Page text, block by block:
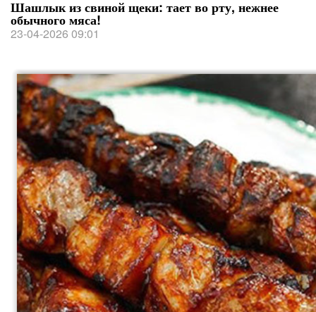
Шашлык из свиной щеки: тает во рту, нежнее
обычного мяса!
23-04-2026 09:01